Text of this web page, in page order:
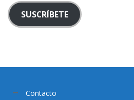
SUSCRÍBETE
Contacto